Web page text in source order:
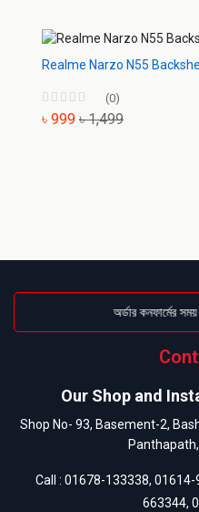
Realme Narzo N55 Backshell
(0)
৳ 999 ৳ 1,499
অর্ডার কনফার্মের
Our Shop and
Shop No- 93, Basement-2,
Call : 01678-133338, 01614-
663344,